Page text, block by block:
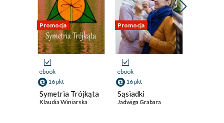
Promocja
ebook
16 pkt
Symetria Trójkąta
Klaudia Winiarska
Promocja
ebook
16 pkt
Sąsiadki
Jadwiga Grabara